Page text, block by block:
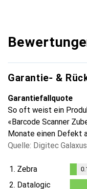
Garantie- &
Garantiefallquote
So oft weist ein
«Barcode Scanner
Monate einen Defekt
Quelle: Digitec Galaxus
1. Zebra
%
2. Datalogic